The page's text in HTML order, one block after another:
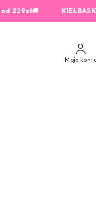
🚚KIEŁBASKA LUB
Moje